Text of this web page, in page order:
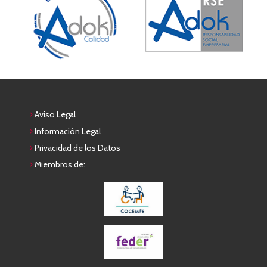
Aviso Legal
Información Legal
Privacidad de los Datos
Miembros de: